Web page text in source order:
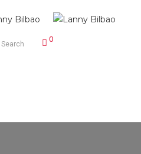
0
Search